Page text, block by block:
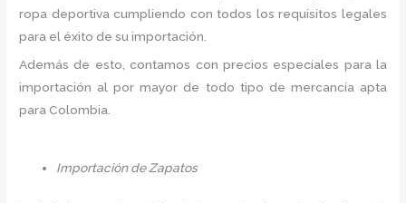
ropa deportiva cumpliendo con todos los requisitos legales
para el éxito de su importación.
Además de esto, contamos con precios especiales para la
importación al por mayor de todo tipo de mercancía apta
para Colombia.
Importación de Zapatos